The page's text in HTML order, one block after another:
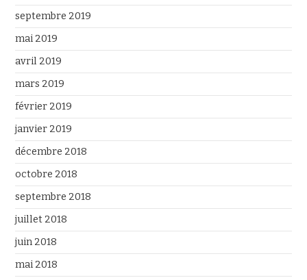
septembre 2019
mai 2019
avril 2019
mars 2019
février 2019
janvier 2019
décembre 2018
octobre 2018
septembre 2018
juillet 2018
juin 2018
mai 2018